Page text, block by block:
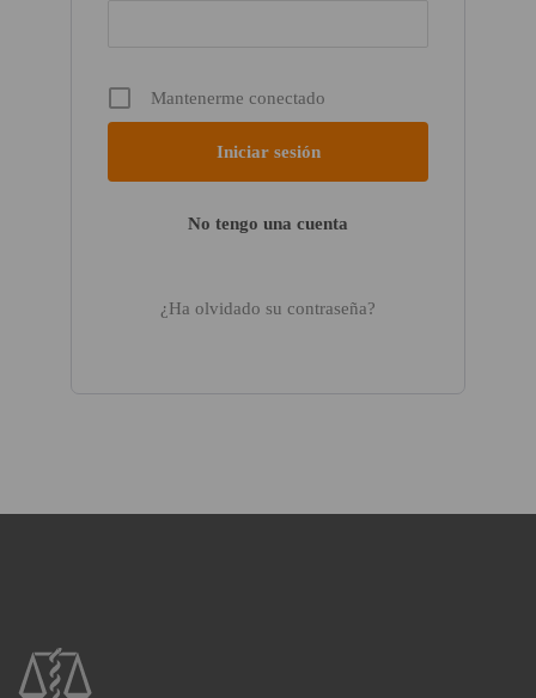
Mantenerme conectado
No tengo una cuenta
¿Ha olvidado su contraseña?